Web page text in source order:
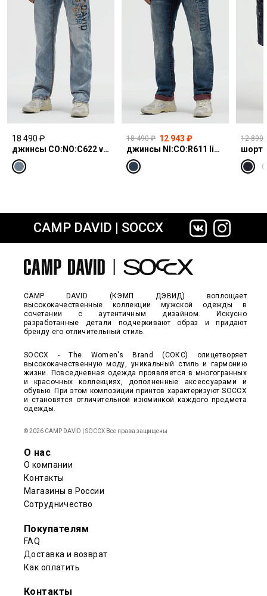
сайте СДЭК
18 490 ₽
джинсы CO:NO:C622 vintage blue print
18 490 ₽ 12 943 ₽
джинсы NI:CO:R611 light vintage print jogg
12 890
CAMP DAVID | SOCCX
CAMP DAVID (КЭМП ДЭВИД) воплощает
высококачественные коллекции мужской одежды в
сочетании с аутентичным дизайном. Искусно
разработанные детали подчеркивают образ и придают
бренду его отличительный стиль.
SOCCX - The Women's Brand (СОКС) олицетворяет
высококачественную моду, уникальный стиль и гармонию
жизни. Повседневная одежда проявляется в многогранных
и красочных коллекциях, дополненные аксессуарами и
обувью. При этом композиции принтов характеризуют SOCCX
и становятся отличительной изюминкой каждого предмета
одежды.
© 2026 CAMP DAVID | SOCCX Все права защищены
О нас
О компании
Контакты
Магазины в России
Сотрудничество
Покупателям
FAQ
Доставка и возврат
Как оплатить
Контакты